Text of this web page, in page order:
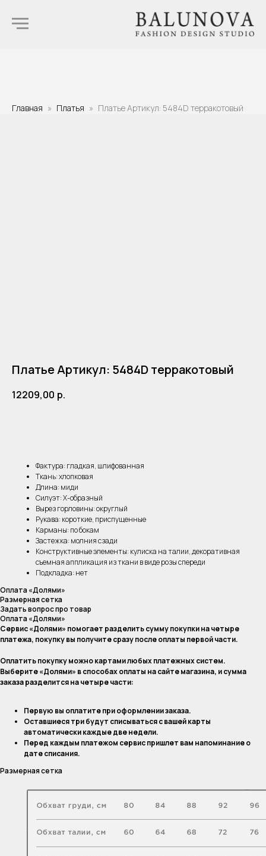
Главная Платья Платье Артикул: 5484D терракотовый
Платье Артикул: 5484D терракотовый
12209,00 р.
Фактура: гладкая, шлифованная
Ткань: хлопковая
Длина: миди
Силуэт: Х-образный
Вырез горловины: округлый
Рукава: короткие, приспущенные
Карманы: по бокам
Застежка: молния сзади
Конструктивные элементы: кулиска на талии, декоративная
съемная аппликация из ткани в виде розы спереди
Подкладка: нет
Оплата «Долями»
Размерная сетка
Задать вопрос про товар
Оплата «Долями»
Сервис «Долями» помогает разделить сумму покупки на четыре
платежа, покупку вы получите сразу после оплаты первой части.
Оплатить покупку можно картами любых платежных систем.
Выберите «Долями» в способах оплаты на сайте магазина, и сумма
заказа разделится на четыре части:
Первую вы оплатите при оформлении заказа.
Оставшиеся три будут списываться с вашей карты
автоматически каждые две недели.
Перед каждым платежом сервис пришлет вам напоминание о
дате списания.
Размерная сетка